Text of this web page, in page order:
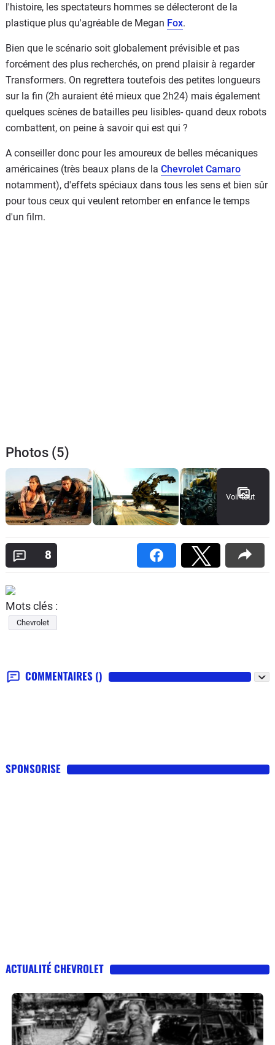
l'histoire, les spectateurs hommes se délecteront de la
plastique plus qu'agréable de Megan Fox.
Bien que le scénario soit globalement prévisible et pas
forcément des plus recherchés, on prend plaisir à regarder
Transformers. On regrettera toutefois des petites longueurs
sur la fin (2h auraient été mieux que 2h24) mais également
quelques scènes de batailles peu lisibles- quand deux robots
combattent, on peine à savoir qui est qui ?
A conseiller donc pour les amoureux de belles mécaniques
américaines (très beaux plans de la Chevrolet Camaro
notamment), d'effets spéciaux dans tous les sens et bien sûr
pour tous ceux qui veulent retomber en enfance le temps
d'un film.
Photos (5)
Voir tout
8
Mots clés :
Chevrolet
COMMENTAIRES ()
SPONSORISE
ACTUALITÉ CHEVROLET